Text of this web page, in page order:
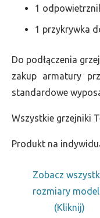
1
1 przykrywka
Do podłączenia
zakup armatury
standardowe
Wszystkie grzejniki
Produkt na
Zobacz
rozmiary
(Kliknij)